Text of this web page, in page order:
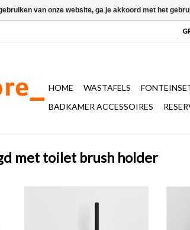
HOME WASTAFELS
BADKAMER ACCESSOIRES
met toilet brush holder
wandmontage
van onze website, ga je akkoord met het